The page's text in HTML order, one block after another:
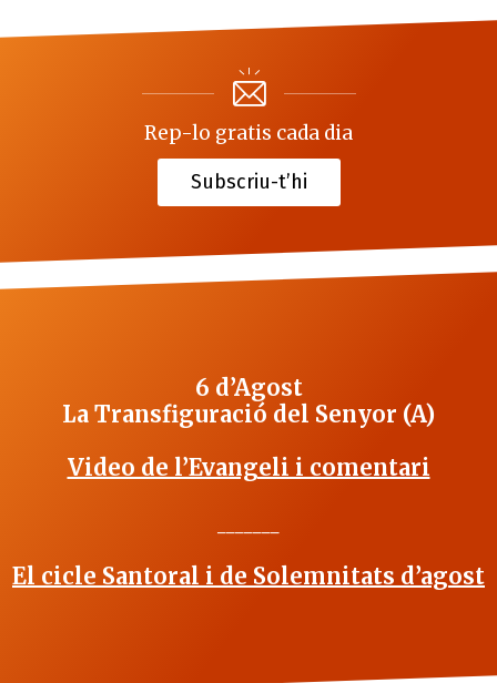
Rep-lo gratis cada dia
Subscriu-t’hi
6 d’Agost
La Transfiguració del Senyor (A)
Video de l’Evangeli i comentari
El cicle Santoral i de Solemnitats d’agost